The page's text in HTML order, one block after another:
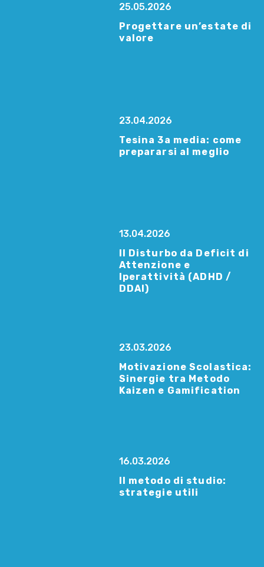
25.05.2026
Progettare un’estate di
valore
23.04.2026
Tesina 3a media: come
prepararsi al meglio
13.04.2026
Il Disturbo da Deficit di
Attenzione e
Iperattività (ADHD /
DDAI)
23.03.2026
Motivazione Scolastica:
Sinergie tra Metodo
Kaizen e Gamification
16.03.2026
Il metodo di studio:
strategie utili